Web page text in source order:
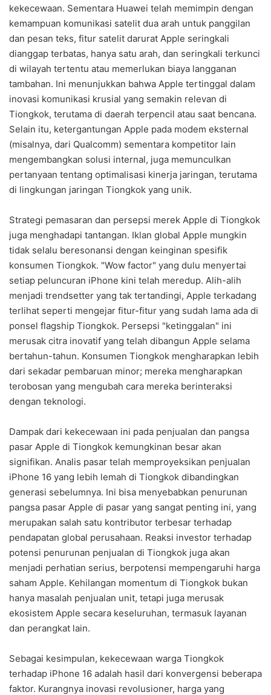
kekecewaan. Sementara Huawei telah memimpin dengan
kemampuan komunikasi satelit dua arah untuk panggilan
dan pesan teks, fitur satelit darurat Apple seringkali
dianggap terbatas, hanya satu arah, dan seringkali terkunci
di wilayah tertentu atau memerlukan biaya langganan
tambahan. Ini menunjukkan bahwa Apple tertinggal dalam
inovasi komunikasi krusial yang semakin relevan di
Tiongkok, terutama di daerah terpencil atau saat bencana.
Selain itu, ketergantungan Apple pada modem eksternal
(misalnya, dari Qualcomm) sementara kompetitor lain
mengembangkan solusi internal, juga memunculkan
pertanyaan tentang optimalisasi kinerja jaringan, terutama
di lingkungan jaringan Tiongkok yang unik.
Strategi pemasaran dan persepsi merek Apple di Tiongkok
juga menghadapi tantangan. Iklan global Apple mungkin
tidak selalu beresonansi dengan keinginan spesifik
konsumen Tiongkok. "Wow factor" yang dulu menyertai
setiap peluncuran iPhone kini telah meredup. Alih-alih
menjadi trendsetter yang tak tertandingi, Apple terkadang
terlihat seperti mengejar fitur-fitur yang sudah lama ada di
ponsel flagship Tiongkok. Persepsi "ketinggalan" ini
merusak citra inovatif yang telah dibangun Apple selama
bertahun-tahun. Konsumen Tiongkok mengharapkan lebih
dari sekadar pembaruan minor; mereka mengharapkan
terobosan yang mengubah cara mereka berinteraksi
dengan teknologi.
Dampak dari kekecewaan ini pada penjualan dan pangsa
pasar Apple di Tiongkok kemungkinan besar akan
signifikan. Analis pasar telah memproyeksikan penjualan
iPhone 16 yang lebih lemah di Tiongkok dibandingkan
generasi sebelumnya. Ini bisa menyebabkan penurunan
pangsa pasar Apple di pasar yang sangat penting ini, yang
merupakan salah satu kontributor terbesar terhadap
pendapatan global perusahaan. Reaksi investor terhadap
potensi penurunan penjualan di Tiongkok juga akan
menjadi perhatian serius, berpotensi mempengaruhi harga
saham Apple. Kehilangan momentum di Tiongkok bukan
hanya masalah penjualan unit, tetapi juga merusak
ekosistem Apple secara keseluruhan, termasuk layanan
dan perangkat lain.
Sebagai kesimpulan, kekecewaan warga Tiongkok
terhadap iPhone 16 adalah hasil dari konvergensi beberapa
faktor. Kurangnya inovasi revolusioner, harga yang